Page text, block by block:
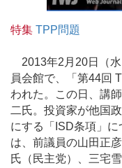
特集 TPP問題
2013年2月20日（水
員会館で、「第44回
われた。この日、講
二氏。投資家が他国
にする「ISD条項」
は、前議員の山田正
氏（民主党）、三宅